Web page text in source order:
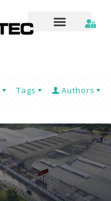
Tags Authors